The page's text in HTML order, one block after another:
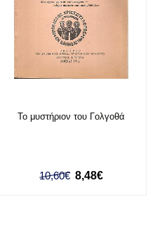
Το μυστήριον του Γολγοθά
10,60€ 8,48€